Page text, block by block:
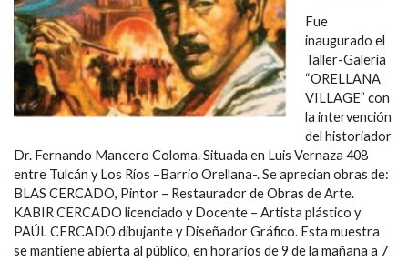
Fue
inaugurado el
Taller-Galería
“ORELLANA
VILLAGE” con
la intervención
del historiador
Dr. Fernando Mancero Coloma. Situada en Luis Vernaza 408
entre Tulcán y Los Ríos –Barrio Orellana-. Se aprecian obras de:
BLAS CERCADO, Pintor – Restaurador de Obras de Arte.
KABIR CERCADO licenciado y Docente – Artista plástico y
PAÚL CERCADO dibujante y Diseñador Gráfico. Esta muestra
se mantiene abierta al público, en horarios de 9 de la mañana a 7